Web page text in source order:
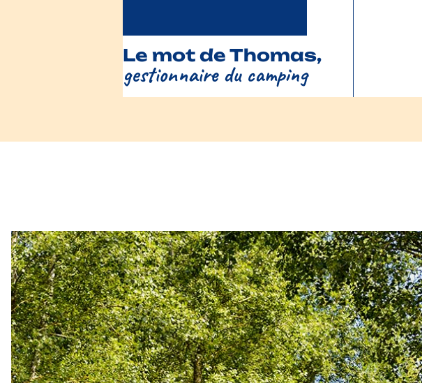
Le mot de Thomas,
gestionnaire du camping